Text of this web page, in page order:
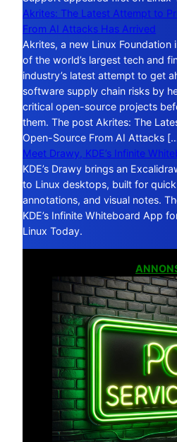
Akrites: The Latest Attempt to
From AI Attacks Has Arrived
Akrites, a new Linux
of the world’s largest tech and
industry’s latest attempt to get
software supply chain risks by
critical open-source projects
them. The post Akrites: The
Open-Source From AI Attacks
Meet Drawy, KDE’s Infinite
KDE’s Drawy brings an
to Linux desktops, built for
annotations, and visual notes.
KDE’s Infinite Whiteboard App
Linux Today.